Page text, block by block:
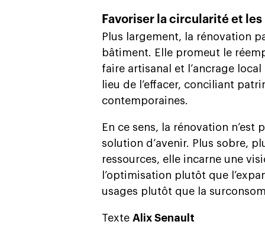
Favoriser la circularité et
Plus largement, la rénovation
bâtiment. Elle promeut le
faire artisanal et l’ancrage
lieu de l’effacer, conciliant
contemporaines.
En ce sens, la rénovation
solution d’avenir. Plus sobre,
ressources, elle incarne une
l’optimisation plutôt que
usages plutôt que la
Texte Alix Senault